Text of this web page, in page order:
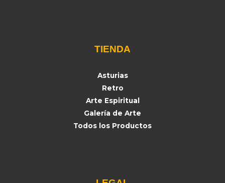
TIENDA
Asturias
Retro
Arte Espiritual
Galería de Arte
Todos los Productos